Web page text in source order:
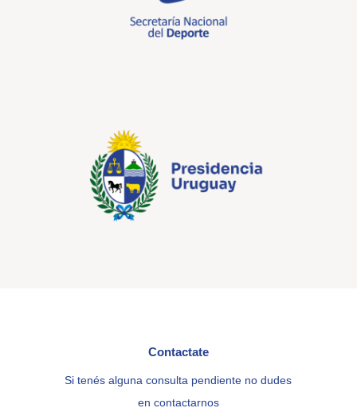
Contactate
Si tenés alguna consulta pendiente no dudes
en contactarnos